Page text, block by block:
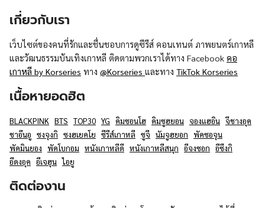
เกี่ยวกับเรา
เว็บไซต์ของคนที่รักและชื่นชอบการดูซีรีส์ คอนเทนต์ ภาพยนตร์เกาหลี
และวัฒนธรรมบันเทิงเกาหลี ติดตามพวกเราได้ทาง Facebook คอ
เกาหลี by Korseries ทาง @Korseries และทาง TikTok Korseries
เนื้อหายอดฮิต
BLACKPINK BTS TOP30 YG คิมซอนโฮ คิมซูฮยอน จองแฮอิน จีชางอุค
ชาอึนอู ซงจุงกิ ซงฮเยคโย ซีรีส์เกาหลี ซูจี นัมจูฮยอก พัคซอจุน
พัคมินยอง พัคโบกอม หนังเกาหลีดี หนังเกาหลีสนุก อีจงซอก อีซึงกิ
อีดงอุค อีเจฮุน ไอยู
ติดต่องาน